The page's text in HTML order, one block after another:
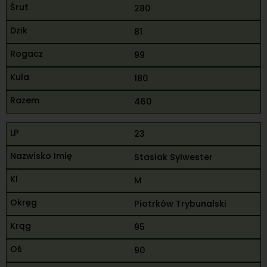
280
81
99
180
460
23
Stasiak Sylwester
M
Piotrków Trybunalski
95
90